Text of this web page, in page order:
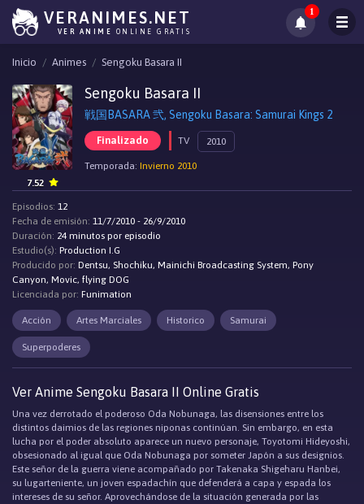
VERANIMES.NET
VER ANIME ONLINE GRATIS
1
Inicio Animes Sengoku Basara II
Sengoku Basara II
戦国BASARA 弐, Sengoku Basara: Samurai Kings 2
Finalizado TV 2010
Temporada: Invierno 2010
7.52
Episodios: 12
Fecha de emisión: 11/7/2010 - 26/9/2010
Duración: 24 minutos por episodio
Estudio(s): Production I.G
Producido por: Dentsu, Shochiku, Mainichi Broadcasting System, Pony
Canyon, Movic, flying DOG
Licenciada por: Funimation
Acción Artes Marciales Historico Samurai
Superpoderes
Ver Anime Sengoku Basara II Online Gratis
Una vez derrotado el poderoso Oda Nobunaga, las disensiones entre los
distintos daimios de las regiones niponas continúan. Sin embargo, en esta
lucha por el poder absoluto aparece un nuevo personaje, Toyotomi Hideyoshi,
obsesionado al igual que Oda Nobunaga por someter Japón a sus designios.
Este señor de la guerra viene acompañado por Takenaka Shigeharu Hanbei,
su lugarteniente, un joven espadachín que defenderá a capa y espada los
intereses de su señor. Aprovechándose de la situación generada por las